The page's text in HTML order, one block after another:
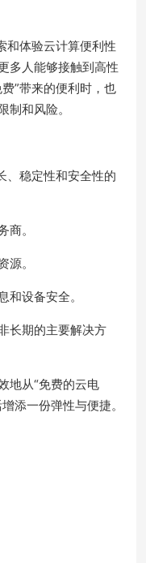
和体验云计算便利性
多人能够接触到高性
”带来的便利时，也
制和风险。
、稳定性和安全性的
。
。
设备安全。
长期的主要解决方
地从“免费的云电
添一份弹性与便捷。